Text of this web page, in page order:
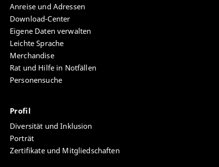
Anreise und Adressen
Download-Center
Eigene Daten verwalten
Leichte Sprache
Merchandise
Rat und Hilfe in Notfällen
Personensuche
Profil
Diversität und Inklusion
Porträt
Zertifikate und Mitgliedschaften